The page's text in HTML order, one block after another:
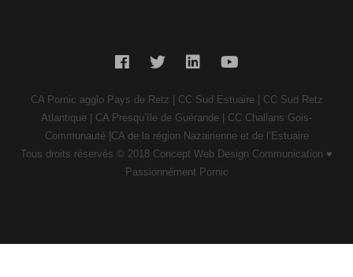
CA Pornic agglo Pays de Retz | CC Sud Estuaire | CC Sud Retz
Atlantique | CA Presqu’île de Guérande | CC Challans Gois-
Communauté |CA de la région Nazairienne et de l’Estuaire
Tous droits réservés © 2018 Concept Web Design Communication ♥
Passionnément Pornic